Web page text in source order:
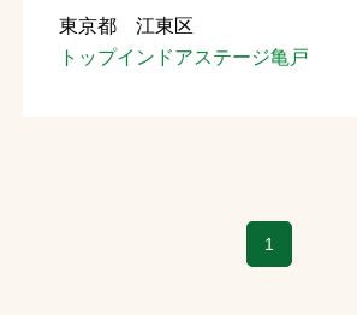
東京都 江東区
トップインドアステージ亀戸
1